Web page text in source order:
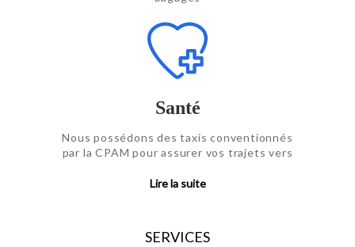
Santé
Nous possédons des taxis conventionnés
par la CPAM pour assurer vos trajets vers
rééducation de la région .
Lire la suite
SERVICES